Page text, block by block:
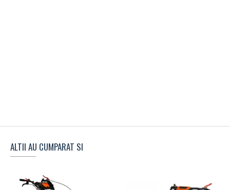
ALTII AU CUMPARAT SI